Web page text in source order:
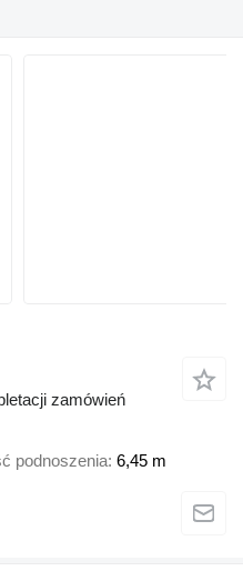
zamówień
podnoszenia 6,45 m